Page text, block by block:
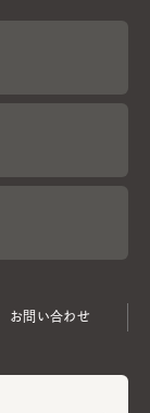
お問い合わせ